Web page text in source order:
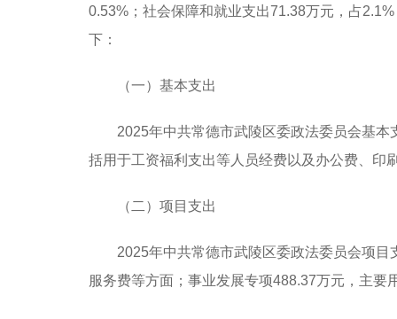
0.53%；社会保障和就业支出71.38万元，占
下：
（一）基本支出
2025年中共常德市武陵区委政法委员会基
括用于工资福利支出等人员经费以及办公费、印
（二）项目支出
2025年中共常德市武陵区委政法委员会项
服务费等方面；事业发展专项488.37万元，主